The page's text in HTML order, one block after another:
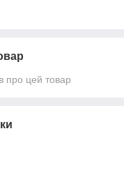
про цей товар